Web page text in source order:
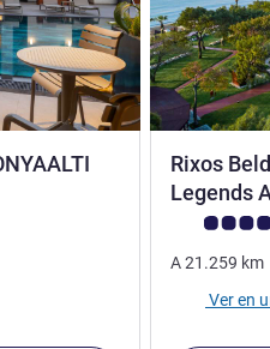
4 estrellas
de ALL)
Rixos
Legends
Nota de
A21.259 km
Ver en